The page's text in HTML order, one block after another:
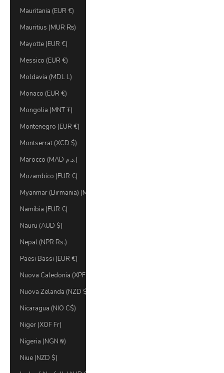
Mauritania (EUR €)
Mauritius (MUR ₨)
Mayotte (EUR €)
Messico (EUR €)
Moldavia (MDL L)
Monaco (EUR €)
Mongolia (MNT ₮)
Montenegro (EUR €)
Montserrat (XCD $)
Marocco (MAD د.م.)
Mozambico (EUR €)
Myanmar (Birmania) (MMK K)
Namibia (EUR €)
Nauru (AUD $)
Nepal (NPR Rs.)
Paesi Bassi (EUR €)
Nuova Caledonia (XPF Fr)
Nuova Zelanda (NZD $)
Nicaragua (NIO C$)
Niger (XOF Fr)
Nigeria (NGN ₦)
Niue (NZD $)